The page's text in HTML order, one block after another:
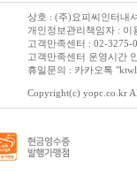
상호 : (주)요피씨인터내
개인정보관리책임자 : 이
고객만족센터 : 02-3275-
고객만족센터 운영시간
휴일문의 : 카카오톡
Copyright(c) yopc.co.kr